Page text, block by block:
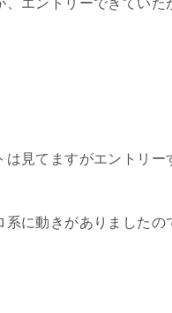
エントリーできてい
見てますがエントリー
系に動きがありました